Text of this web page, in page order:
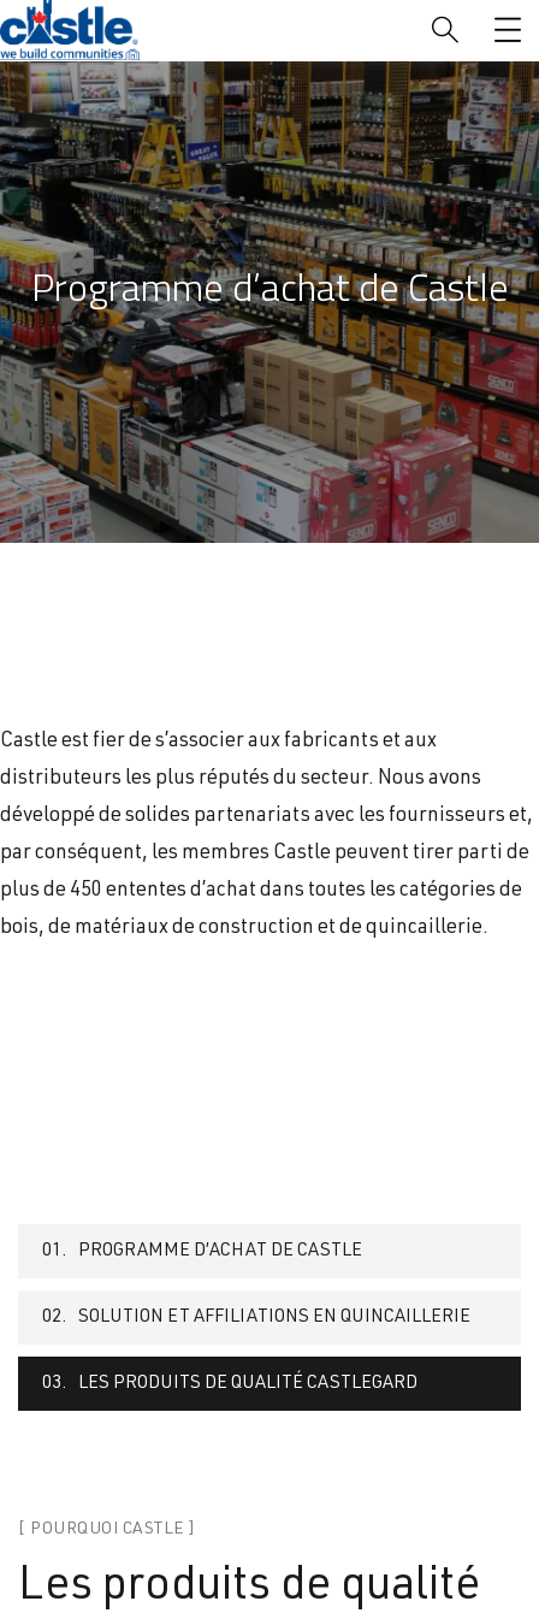
Qui nous
sommes
Programme d’achat de Castle
Castle est fier de s’associer aux fabricants et aux
distributeurs les plus réputés du secteur. Nous avons
développé de solides partenariats avec les fournisseurs et,
par conséquent, les membres Castle peuvent tirer parti de
plus de 450 ententes d’achat dans toutes les catégories de
bois, de matériaux de construction et de quincaillerie.
01. PROGRAMME D’ACHAT DE CASTLE
02. SOLUTION ET AFFILIATIONS EN QUINCAILLERIE
03. LES PRODUITS DE QUALITÉ CASTLEGARD
[ POURQUOI CASTLE ]
Les produits de qualité